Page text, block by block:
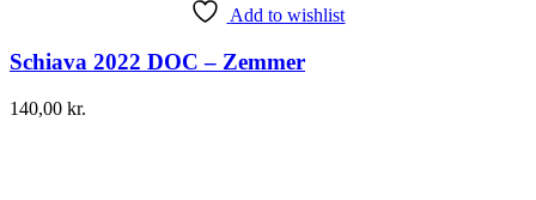
Add to wishlist
Schiava 2022 DOC – Zemmer
140,00 kr.